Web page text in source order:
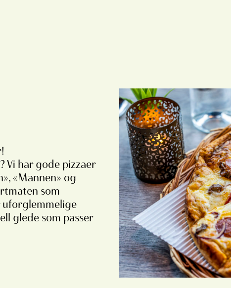
Vi har gode pizzaer
«Mannen» og
som
uforglemmelige
glede som passer